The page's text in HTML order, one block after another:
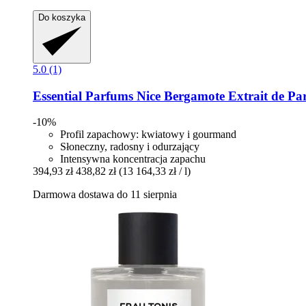
Do koszyka
5.0 (1)
Essential Parfums Nice Bergamote Extrait de
-10%
Profil zapachowy: kwiatowy i gourmand
Słoneczny, radosny i odurzający
Intensywna koncentracja zapachu
394,93 zł 438,82 zł (13 164,33 zł / l)
Darmowa dostawa do 11 sierpnia